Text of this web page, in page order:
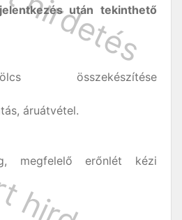
után tekinthető
összekészítése
áruátvétel.
megfelelő erőnlét kézi